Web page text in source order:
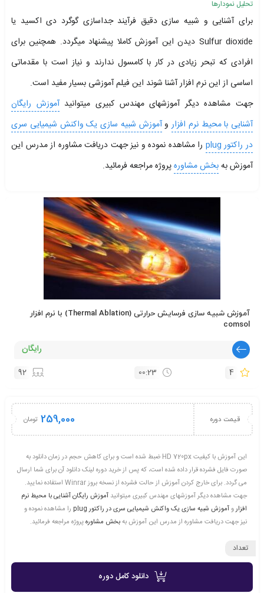
تحلیل نمودارها
برای آشنایی و شبیه سازی دقیق فرآیند جداسازی گوگرد دی اکسید یا
Sulfur dioxide دیدن این آموزش کاملا پیشنهاد میگردد. همچنین برای
افرادی که تبحر زیادی در کار با کامسول ندارند و نیاز است با مقدماتی
اساسی از این نرم افزار آشنا شوند این فیلم آموزشی بسیار مفید است.
جهت مشاهده دیگر آموزشهای مهندس کبیری میتوانیدآموزش رایگان
آشنایی با محیط نرم افزاروآموزش شبیه سازی یک واکنش شیمیایی سری
در راکتور plug
را مشاهده نموده و نیز جهت دریافت مشاوره از مدرس این
آموزش بهبخش مشاورهپروژه مراجعه فرمائید.
آموزش شبیه سازی فرسایش حرارتی (Thermal Ablation) با نرم افزار
comsol
رایگان
4
00:23
92
قیمت دوره تومان 259,000
این آموزش با کیفیت HD 720px ضبط شده است و برای کاهش حجم در زمان دانلود به
صورت فایل فشرده قرار داده شده است، که پس از خرید دوره لینک دانلود آن برای شما ارسال
می گردد. برای خارج کردن آموزش از حالت فشرده از نسخه بروز Winrar استفاده نمایید.
جهت مشاهده دیگر آموزشهای مهندس کبیری میتوانید آموزش رایگان آشنایی با محیط نرم
افزاروآموزش شبیه سازی یک واکنش شیمیایی سری در راکتور plug
را مشاهده نموده و
نیز جهت دریافت مشاوره از مدرس این آموزش بهبخش مشاورهپروژه مراجعه فرمائید.
تعداد
دانلود کامل دوره